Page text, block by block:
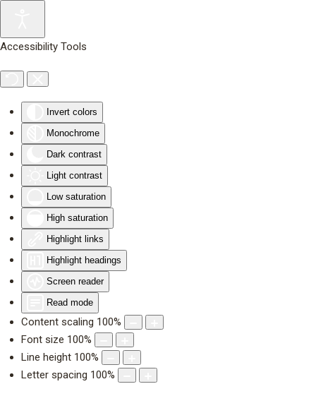
Accessibility Tools
Invert colors
Monochrome
Dark contrast
Light contrast
Low saturation
High saturation
Highlight links
Highlight headings
Screen reader
Read mode
Content scaling 100%
Font size 100%
Line height 100%
Letter spacing 100%